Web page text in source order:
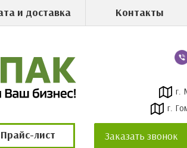
и доставка Контакты
г.
г.
Прайс-лист Заказать звонок